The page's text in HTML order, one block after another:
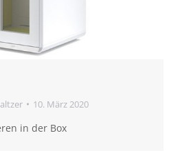
10. März 2020
in der Box